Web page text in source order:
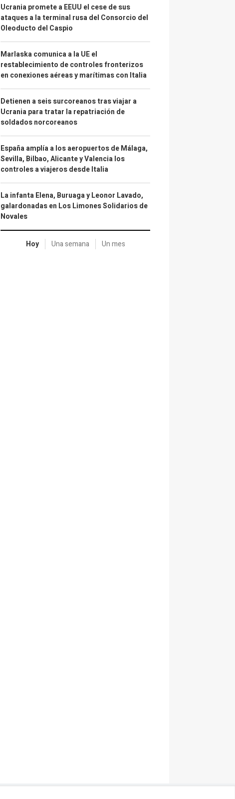
Ucrania promete a EEUU el cese de sus
ataques a la terminal rusa del Consorcio del
Oleoducto del Caspio
Marlaska comunica a la UE el
restablecimiento de controles fronterizos
en conexiones aéreas y marítimas con Italia
Detienen a seis surcoreanos tras viajar a
Ucrania para tratar la repatriación de
soldados norcoreanos
España amplía a los aeropuertos de Málaga,
Sevilla, Bilbao, Alicante y Valencia los
controles a viajeros desde Italia
La infanta Elena, Buruaga y Leonor Lavado,
galardonadas en Los Limones Solidarios de
Novales
Hoy Una semana Un mes